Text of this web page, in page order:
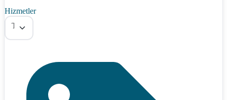
Hizmetler
Tümü